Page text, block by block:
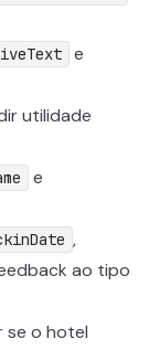
e
utilidade
e
,
ao tipo
se o hotel